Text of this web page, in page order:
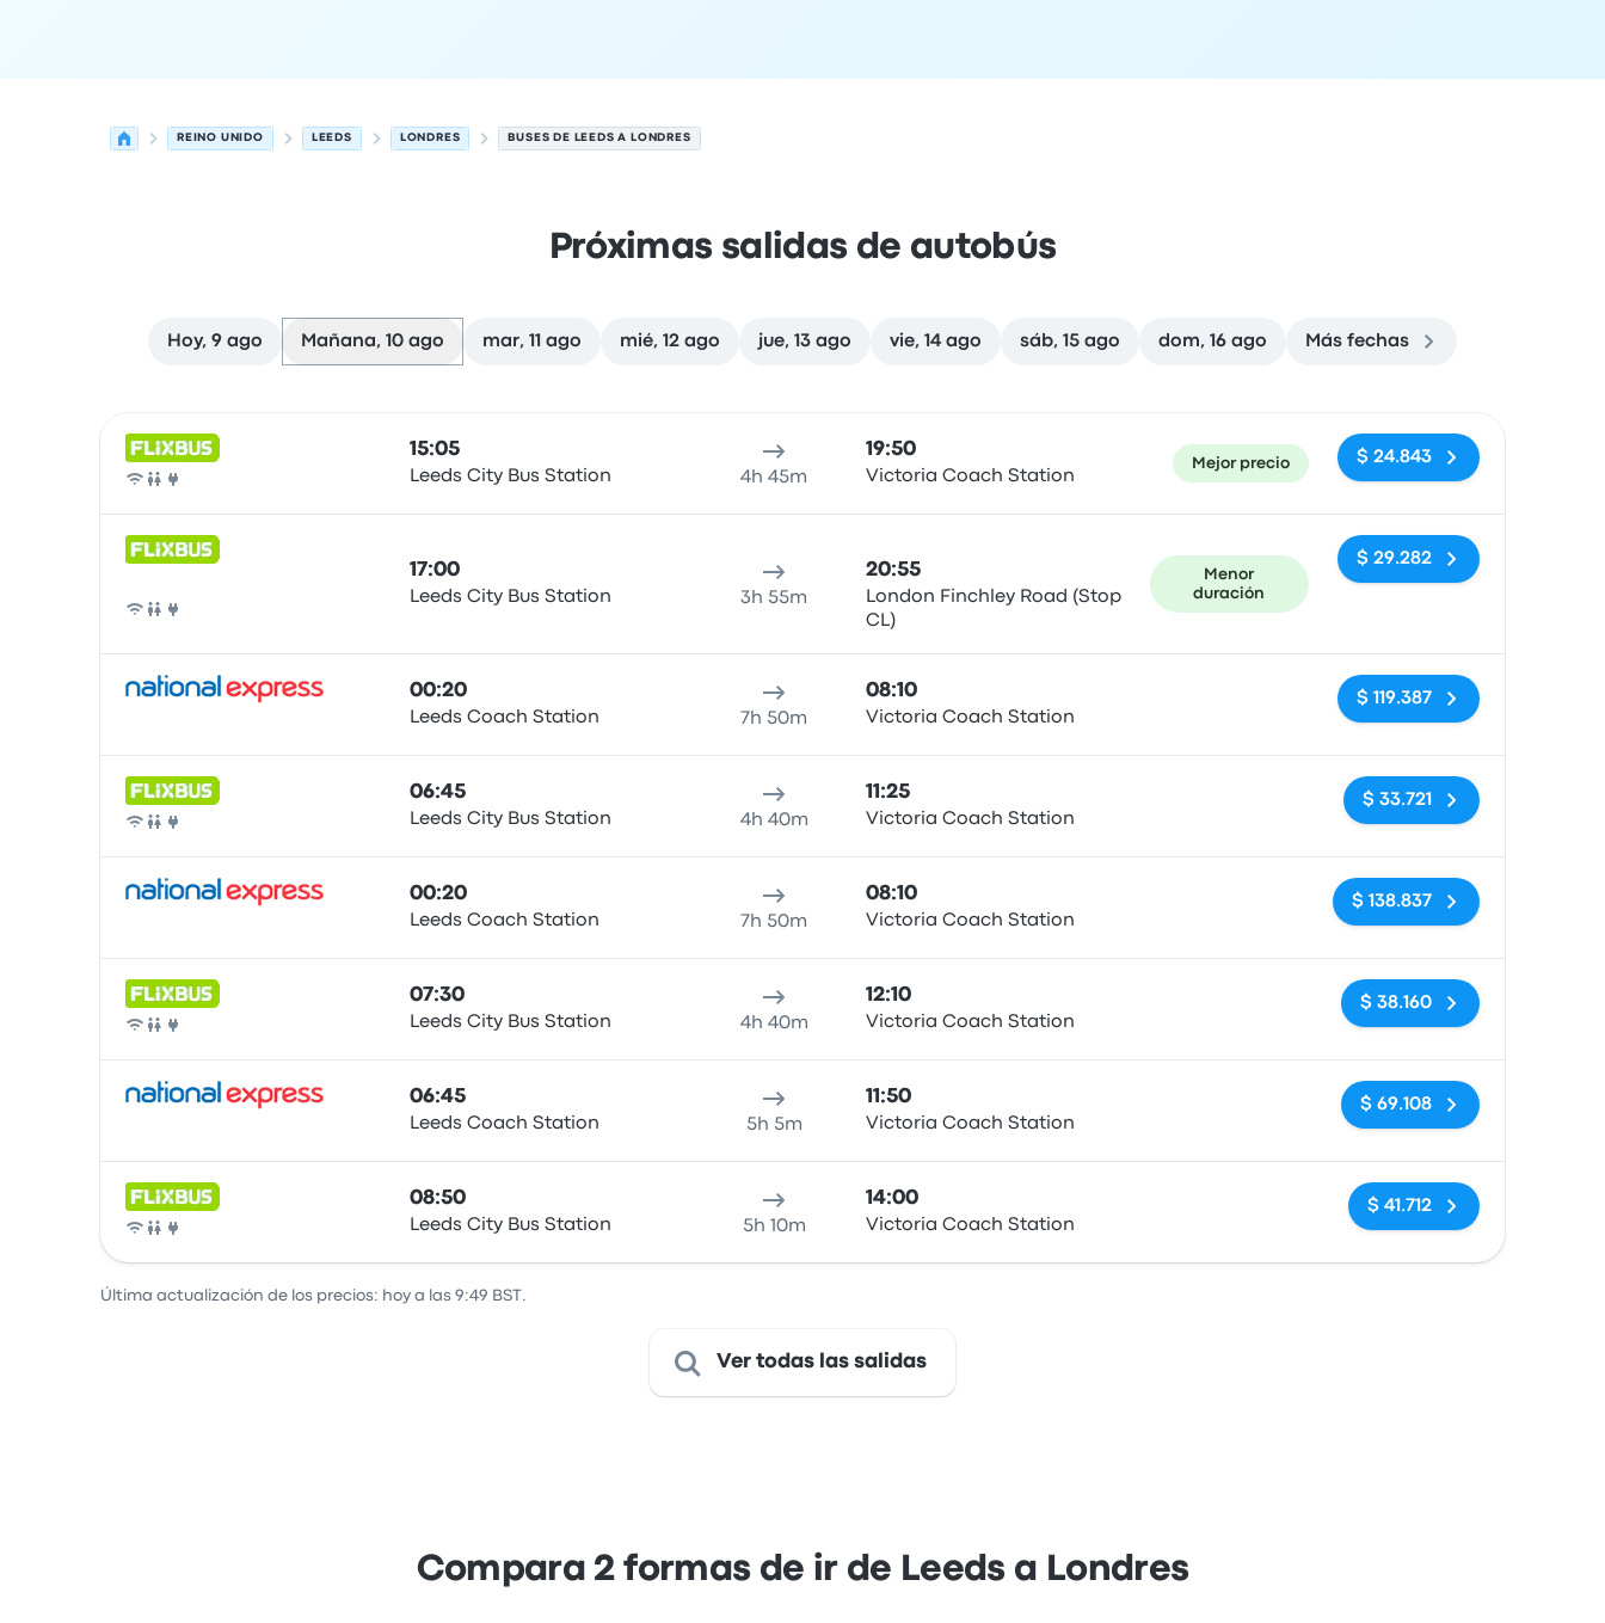
REINO UNIDO LEEDS LONDRES BUSES DE LEEDS A LONDRES
Próximas salidas de autobús
Hoy, 9 ago Mañana, 10 ago mar, 11 ago mié, 12 ago jue, 13 ago vie, 14 ago sáb, 15 ago dom, 16 ago Más fechas
Autobús
15:05
Leeds City Bus Station 4h 45m
19:50
Victoria Coach Station
Mejor precio $ 24.843
Autobús
17:00
Leeds City Bus Station 3h 55m
20:55
London Finchley Road (Stop
CL)
Menor
duración
$ 29.282
00:20
Leeds Coach Station 7h 50m
08:10
Victoria Coach Station
Sin etiquetas
$ 119.387
Autobús
06:45
Leeds City Bus Station 4h 40m
11:25
Victoria Coach Station
Sin etiquetas
$ 33.721
00:20
Leeds Coach Station 7h 50m
08:10
Victoria Coach Station
Sin etiquetas
$ 138.837
Autobús
07:30
Leeds City Bus Station 4h 40m
12:10
Victoria Coach Station
Sin etiquetas
$ 38.160
06:45
Leeds Coach Station 5h 5m
11:50
Victoria Coach Station
Sin etiquetas
$ 69.108
Autobús
08:50
Leeds City Bus Station 5h 10m
14:00
Victoria Coach Station
Sin etiquetas
$ 41.712
Última actualización de los precios: hoy a las 9:49 BST.
Ver todas las salidas
Compara 2 formas de ir de Leeds a Londres